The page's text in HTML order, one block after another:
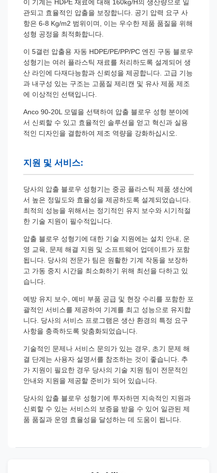
이 기계는 HDPE 재료에 대해 160kg/H의 생산량으로 일
관되고 효율적인 압출을 보장합니다. 공기 압력 요구 사
항은 6-8 Kg/m2 범위이며, 이는 우수한 제품 품질을 위해
성형 공정을 최적화합니다.
이 5갤런 압출용 자동 HDPE/PE/PP/PC 엔진 구동 블로우
성형기는 여러 플라스틱 재료를 처리하도록 설계되어 생
산 라인에 다재다능함과 신뢰성을 제공합니다. 고급 기능
과 내구성 있는 구조는 고품질 제리캔 및 유사 제품 제조
에 이상적인 선택입니다.
Anco 90-20L 모델을 선택하여 압출 블로우 성형 분야에
서 신뢰할 수 있고 효율적인 솔루션을 얻고 혁신과 실용
적인 디자인을 결합하여 제조 역량을 강화하십시오.
지원 및 서비스:
당사의 압출 블로우 성형기는 중공 플라스틱 제품 생산에
서 높은 정밀도와 효율성을 제공하도록 설계되었습니다.
최적의 성능을 위해서는 정기적인 유지 보수와 시기적절
한 기술 지원이 필수적입니다.
압출 블로우 성형기에 대한 기술 지원에는 설치 안내, 운
영 교육, 문제 해결 지원 및 소프트웨어 업데이트가 포함
됩니다. 당사의 전문가 팀은 원활한 기계 작동을 보장하
고 가동 중지 시간을 최소화하기 위해 최선을 다하고 있
습니다.
예방 유지 보수, 예비 부품 공급 및 현장 수리를 포함한 포
괄적인 서비스를 제공하여 기계를 최고 성능으로 유지합
니다. 당사의 서비스 프로그램은 생산 환경의 특정 요구
사항을 충족하도록 맞춤화되었습니다.
기술적인 문제나 서비스 문의가 있는 경우, 초기 문제 해
결 단계는 사용자 설명서를 참조하는 것이 좋습니다. 추
가 지원이 필요한 경우 당사의 기술 지원 팀이 전문적인
안내와 지원을 제공할 준비가 되어 있습니다.
당사의 압출 블로우 성형기에 투자하면 지속적인 지원과
신뢰할 수 있는 서비스의 보증을 받을 수 있어 일관된 제
품 품질과 운영 효율성을 달성하는 데 도움이 됩니다.